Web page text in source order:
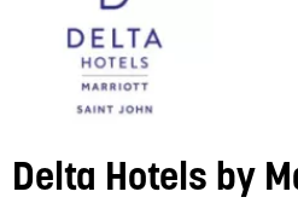
Delta Hotels by